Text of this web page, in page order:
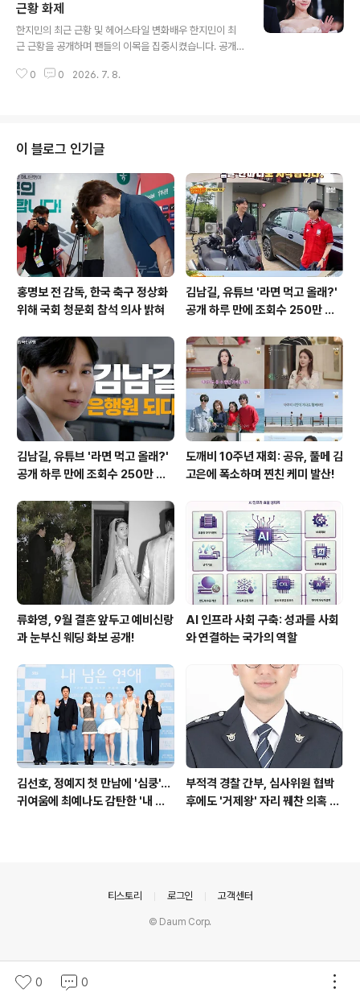
가치관 차이에 대한 글로 인해 박성광과의 이혼설이 불거
졌습니다. 그러나 이솔이는 이러한 이혼설을 직접 부인하
며 루머를 일축했습니다. 이솔이의 근황과 대중의 관심이
이몽2'에 출연하며 인지도를 높였습니다. 현재도 암 치료
근황 화제
한지민의 최근 근황 및 헤어스타일 변화배우 한지민이 최
근 근황을 공개하며 팬들의 이목을 집중시켰습니다. 공개
층 더 어려진 외모를 선보였습니다. 이는 특유의 사랑스러
통해 시청자들에게 큰 사랑을 받았습니다. 또한 올해 JTB
C 토일드라마 ‘미혼남녀의 효율적 만남’에 출연했으며, 차
기작으로 디즈니+ 오리지널 시리즈 ‘코리언즈’를 선택했습
니다. 이는 다양한 장르를 넘나드는 폭넓은 연기 스펙트럼
을 보여주고 있습니다. 한지민의 변함없는 매력과 앞으로
의 활동 기대한지민은 커피차 음료를 ..
0 0 2026. 7. 8.
이 블로그 인기글
홍명보 전 감독, 한국 축구 정상화
위해 국회 청문회 참석 의사 밝혀
김남길, 유튜브 '라면 먹고 올래?'
공개 하루 만에 조회수 250만 돌
김남길, 유튜브 '라면 먹고 올래?'
공개 하루 만에 조회수 250만 돌
도깨비 10주년 재회: 공유, 풀메 김
고은에 폭소하며 찐친 케미 발산!
류화영, 9월 결혼 앞두고 예비신랑
과 눈부신 웨딩 화보 공개!
AI 인프라 사회 구축: 성과를 사회
와 연결하는 국가의 역할
김선호, 정예지 첫 만남에 '심쿵'…
귀여움에 최예나도 감탄한 '내 남
부적격 경찰 간부, 심사위원 협박
후에도 '거제왕' 자리 꿰찬 의혹 진
0 0
티스토리 로그인 고객센터
© Daum Corp.